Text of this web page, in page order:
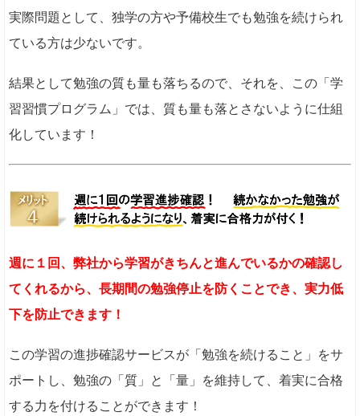
実際問題として、独学の方や予備校生でも勉強を続けられ
ている方は少ないです。
結果として勉強の質も量も落ちるので、それを、この「学
習習慣プログラム」では、質も量も落とさないように仕組
化しています！
週に１回、弊社から学習がきちんと進んでいるかの確認し
てくれるから、長期間の勉強停止を防くことでき、実力低
下を防止できます！
この学習の進捗確認サービスが「勉強を続けること」をサ
ポートし、勉強の「質」と「量」を維持して、着実に合格
する力を付けることができます！